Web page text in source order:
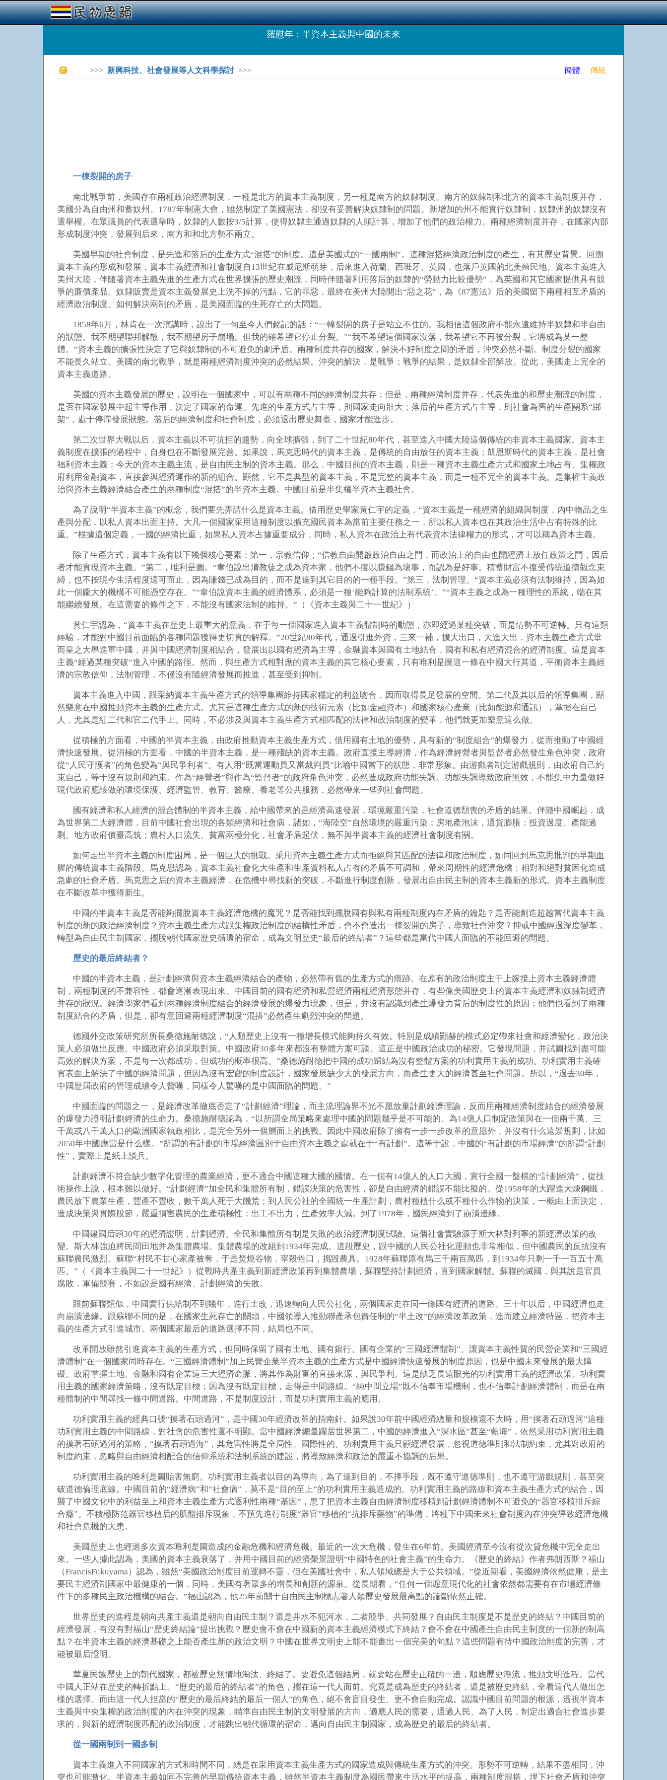
羅慰年：半資本主義與中國的未來
>>> 新興科技、社會發展等人文科學探討>>> 簡體 傳統
一棟裂開的房子
南北戰爭前，美國存在兩種政治經濟制度，一種是北方的資本主義制度，另一種是南方的奴隸制度。南方的奴隸制和北方的資本主義制度并存，
美國分為自由州和蓄奴州。1787年制憲大會，雖然制定了美國憲法，卻沒有妥善解決奴隸制的問題。新增加的州不能實行奴隸制，奴隸州的奴隸沒有
選舉權。在眾議員的代表選舉時，奴隸的人數按3/5計算，使得奴隸主通過奴隸的人頭計算，增加了他們的政治權力。兩種經濟制度并存，在國家內部
形成制度沖突，發展到后來，南方和和北方勢不兩立。
美國早期的社會制度，是先進和落后的生產方式“混搭”的制度。這是美國式的“一國兩制”。這種混搭經濟政治制度的產生，有其歷史背景。回溯
資本主義的形成和發展，資本主義經濟和社會制度自13世紀在威尼斯萌芽，后來進入荷蘭、西班牙、英國，也落戶英國的北美殖民地。資本主義進入
美州大陸，伴隨著資本主義先進的生產方式在世界擴張的歷史潮流，同時伴隨著利用落后的奴隸的“勞動力比較優勢”，為英國和其它國家提供具有競
爭的廉價產品。奴隸販賣是資本主義發展史上洗不掉的污點，它的罪惡，最終在美州大陸開出“惡之花”，為《87憲法》后的美國留下兩種相互矛盾的
經濟政治制度。如何解決兩制的矛盾，是美國面臨的生死存亡的大問題。
1858年6月，林肯在一次演講時，說出了一句至今人們銘記的話：“一幢裂開的房子是站立不住的。我相信這個政府不能永遠維持半奴隸和半自由
的狀態。我不期望聯邦解散，我不期望房子崩塌。但我的確希望它停止分裂。”“我不希望這個國家沒落，我希望它不再被分裂，它將成為某一整
體。”資本主義的擴張性決定了它與奴隸制的不可避免的劇矛盾。兩種制度共存的國家，解決不好制度之間的矛盾，沖突必然不斷。制度分裂的國家
不能長久站立。美國的南北戰爭，就是兩種經濟制度沖突的必然結果。沖突的解決，是戰爭；戰爭的結果，是奴隸全部解放。從此，美國走上完全的
資本主義道路。
美國的資本主義發展的歷史，說明在一個國家中，可以有兩種不同的經濟制度共存；但是，兩種經濟制度并存，代表先進的和歷史潮流的制度，
是否在國家發展中起主導作用，決定了國家的命運。先進的生產方式占主導，則國家走向壯大；落后的生產方式占主導，則社會為舊的生產關系“綁
架”，處于停滯發展狀態。落后的經濟制度和社會制度，必須退出歷史舞臺，國家才能進步。
第二次世界大戰以后，資本主義以不可抗拒的趨勢，向全球擴張，到了二十世紀80年代，甚至進入中國大陸這個傳統的非資本主義國家。資本主
義制度在擴張的過程中，自身也在不斷發展完善。如果說，馬克思時代的資本主義，是傳統的自由放任的資本主義；凱恩斯時代的資本主義，是社會
福利資本主義；今天的資本主義主流，是自由民主制的資本主義。那么，中國目前的資本主義，則是一種資本主義生產方式和國家土地占有、集權政
府利用金融資本，直接參與經濟運作的新的組合。顯然，它不是典型的資本主義，不是完整的資本主義，而是一種不完全的資本主義。是集權主義政
治與資本主義經濟結合產生的兩種制度“混搭”的半資本主義。中國目前是半集權半資本主義社會。
為了說明“半資本主義”的概念，我們要先弄請什么是資本主義。借用歷史學家黃仁宇的定義，“資本主義是一種經濟的組織與制度，內中物品之生
產與分配，以私人資本出面主持。大凡一個國家采用這種制度以擴充國民資本為當前主要任務之一，所以私人資本也在其政治生活中占有特殊的比
重。”根據這個定義，一國的經濟比重，如果私人資本占據重要成分，同時，私人資本在政治上有代表資本法律權力的形式，才可以稱為資本主義。
除了生產方式，資本主義有以下幾個核心要素：第一，宗教信仰；“信教自由開啟政治自由之門，而政治上的自由也開經濟上放任政策之門，因后
者才能實現資本主義。”第二，唯利是圖。“韋伯說出清教徒之成為資本家，他們不復以賺錢為壞事，而認為是好事。積蓄財富不復受傳統道德觀念束
縛，也不按現今生活程度適可而止，因為賺錢已成為目的，而不是達到其它目的的一種手段。”第三，法制管理。“資本主義必須有法制維持，因為如
此一個龐大的機構不可能憑空存在。”“韋伯說資本主義的經濟體系，必須是一種‘能夠計算的法制系統’。”“資本主義之成為一種理性的系統，端在其
能繼續發展。在這需要的條件之下，不能沒有國家法制的維持。”（《資本主義與二十一世紀》）
黃仁宇認為，“資本主義在歷史上最重大的意義，在于每一個國家進入資本主義體制時的動態，亦即經過某種突破，而是情勢不可逆轉。只有這類
經驗，才能對中國目前面臨的各種問題獲得更切實的解釋。”20世紀80年代，通過引進外資，三來一補，擴大出口，大進大出，資本主義生產方式堂
而皇之大舉進軍中國，并與中國經濟制度相結合，發展出以國有經濟為主導，金融資本與國有土地結合，國有和私有經濟混合的經濟制度。這是資本
主義“經過某種突破”進入中國的路徑。然而，與生產方式相對應的資本主義的其它核心要素，只有唯利是圖這一條在中國大行其道，平衡資本主義經
濟的宗教信仰，法制管理，不僅沒有隨經濟發展而推進，甚至受到抑制。
資本主義進入中國，跟采納資本主義生產方式的領導集團維持國家穩定的利益吻合，因而取得長足發展的空間。第二代及其以后的領導集團，顯
然樂意在中國推動資本主義的生產方式。尤其是這種生產方式的新的技術元素（比如金融資本）和國家核心產業（比如能源和通訊），掌握在自己
人，尤其是紅二代和官二代手上。同時，不必涉及與資本主義生產方式相匹配的法律和政治制度的變革，他們就更加樂意這么做。
從積極的方面看，中國的半資本主義，由政府推動資本主義生產方式，借用國有土地的優勢，具有新的“制度組合”的爆發力，從而推動了中國經
濟快速發展。從消極的方面看，中國的半資本主義，是一種殘缺的資本主義。政府直接主導經濟，作為經濟經營者與監督者必然發生角色沖突，政府
從“人民守護者”的角色變為“與民爭利者”。有人用“既當運動員又當裁判員”比喻中國當下的狀態，非常形象。由游戲者制定游戲規則，由政府自己約
束自己，等于沒有規則和約束。作為“經營者”與作為“監督者”的政府角色沖突，必然造成政府功能失調。功能失調導致政府無效，不能集中力量做好
現代政府應該做的環境保護、經濟監管、教育、醫療、養老等公共服務，必然帶來一些列社會問題。
國有經濟和私人經濟的混合體制的半資本主義，給中國帶來的是經濟高速發展，環境嚴重污染，社會道德頹喪的矛盾的結果。伴隨中國崛起，成
為世界第二大經濟體，目前中國社會出現的各類經濟和社會病，諸如，“海陸空”自然環境的嚴重污染；房地產泡沫，通貨膨脹；投資過度、產能過
剩、地方政府債臺高筑；農村人口流失、貧富兩極分化，社會矛盾起伏，無不與半資本主義的經濟社會制度有關。
如何走出半資本主義的制度困局，是一個巨大的挑戰。采用資本主義生產方式而拒絕與其匹配的法律和政治制度，如同回到馬克思批判的早期血
腥的傳統資本主義階段。馬克思認為，資本主義社會化大生產和生產資料私人占有的矛盾不可調和，帶來周期性的經濟危機；相對和絕對貧困化造成
急劇的社會矛盾。馬克思之后的資本主義經濟，在危機中尋找新的突破，不斷進行制度創新，發展出自由民主制的資本主義新的形式。資本主義制度
在不斷改革中獲得新生。
中國的半資本主義是否能夠擺脫資本主義經濟危機的魔咒？是否能找到擺脫國有與私有兩種制度內在矛盾的鑰匙？是否能創造超越當代資本主義
制度的新的政治經濟制度？資本主義生產方式跟集權政治制度的結構性矛盾，會不會造出一棟裂開的房子，導致社會沖突？抑或中國經過深度變革，
轉型為自由民主制國家，擺脫朝代國家歷史循環的宿命，成為文明歷史“最后的終結者”？這些都是當代中國人面臨的不能回避的問題。
歷史的最后終結者？
中國的半資本主義，是計劃經濟與資本主義經濟結合的產物，必然帶有舊的生產方式的痕跡。在原有的政治制度主干上嫁接上資本主義經濟體
制，兩種制度的不兼容性，都會逐漸表現出來。中國目前的國有經濟和私營經濟兩種經濟形態并存，有些像美國歷史上的資本主義經濟和奴隸制經濟
并存的狀況。經濟學家們看到兩種經濟制度結合的經濟發展的爆發力現象，但是，并沒有認識到產生爆發力背后的制度性的原因；他們也看到了兩種
制度結合的矛盾，但是，卻有意回避兩種經濟制度“混搭”必然產生劇烈沖突的問題。
德國外交政策研究所所長桑德施耐德說，“人類歷史上沒有一種增長模式能夠持久有效。特別是成績顯赫的模式必定帶來社會和經濟變化，政治決
策人必須做出反應。中國政府必須采取對策。中國政府30多年來都沒有整體方案可談。這正是中國政治成功的秘密。它發現問題，并試圖找到盡可能
高效的解決方案，不是每一次都成功，但成功的概率很高。”桑德施耐德把中國的成功歸結為沒有整體方案的功利實用主義的成功。功利實用主義確
實表面上解決了中國的經濟問題，但因為沒有宏觀的制度設計，國家發展缺少大的發展方向，而產生更大的經濟甚至社會問題。所以，“過去30年，
中國歷屆政府的管理成績令人贊嘆，同樣令人驚嘆的是中國面臨的問題。”
中國面臨的問題之一，是經濟改革徹底否定了“計劃經濟”理論，而主流理論界不光不愿放棄計劃經濟理論，反而用兩種經濟制度結合的經濟發展
的爆發力證明計劃經濟的生命力。桑德施耐德認為，“以所謂全局策略來處理中國的問題幾乎是不可能的。為14億人口制定政策與在一個兩千萬、三
千萬或八千萬人口的歐洲國家執政相比，是完全另外一個層面上的挑戰。因此中國政府除了擁有一步一步改革的意愿外，并沒有什么遠景規劃，比如
2050年中國應當是什么樣。”所謂的有計劃的市場經濟區別于自由資本主義之處就在于“有計劃”。這等于說，中國的“有計劃的市場經濟”的所謂“計劃
性”，實際上是紙上談兵。
計劃經濟不符合缺少數字化管理的農業經濟，更不適合中國這種大國的國情。在一個有14億人的人口大國，實行全國一盤棋的“計劃經濟”，從技
術操作上說，根本難以做好。“計劃經濟”加全民和集體所有制，錯誤決策的危害性，卻是自由經濟的錯誤不能比擬的。從1958年的大躍進大煉鋼鐵，
農民放下農業生產，豐產不豐收，數千萬人死于大饑荒；到人民公社的全國統一生產計劃，農村種植什么或不種什么作物的決策，一概由上面決定，
造成決策與實際脫節，嚴重損害農民的生產積極性；出工不出力，生產效率大減。到了1978年，國民經濟到了崩潰邊緣。
中國建國后頭30年的經濟證明，計劃經濟、全民和集體所有制是失敗的政治經濟制度試驗。這個社會實驗源于斯大林對列寧的新經濟政策的改
變。斯大林強迫將民間田地并為集體農場。集體農場的改組到1934年完成。這段歷史，跟中國的人民公社化運動也非常相似，但中國農民的反抗沒有
蘇聯農民激烈。蘇聯“村民不甘心家產被奪，于是焚燒谷物，宰殺牲口，搗毀農具。1928年蘇聯原有馬三千兩百萬匹，到1934年只剩一千一百五十萬
匹。”（《資本主義與二十一世紀》）從戰時共產主義到新經濟政策再到集體農場，蘇聯堅持計劃經濟，直到國家解體。蘇聯的滅國，與其說是官員
腐敗，軍備競賽，不如說是國有經濟、計劃經濟的失敗。
跟前蘇聯類似，中國實行供給制不到幾年，進行土改，迅速轉向人民公社化，兩個國家走在同一條國有經濟的道路。三十年以后，中國經濟也走
向崩潰邊緣。跟蘇聯不同的是，在國家生死存亡的關頭，中國領導人推動聯產承包責任制的“半土改”的經濟改革政策，進而建立經濟特區，把資本主
義的生產方式引進城市。兩個國家最后的道路選擇不同，結局也不同。
改革開放雖然引進資本主義的生產方式，但同時保留了國有土地、國有銀行、國有企業的“三國經濟體制”。讓資本主義性質的民營企業和“三國經
濟體制”在一個國家同時存在。“三國經濟體制”加上民營企業半資本主義的生產方式是中國經濟快速發展的制度原因，也是中國未來發展的最大障
礙。政府掌握土地、金融和國有企業這三大經濟命脈，將其作為財富的直接來源，與民爭利。這是缺乏長遠眼光的功利實用主義的經濟政策。功利實
用主義的國家經濟策略，沒有既定目標；因為沒有既定目標，走得是中間路線。“純中間立場”既不信奉市場機制，也不信奉計劃經濟體制，而是在兩
種體制的中間尋找一條中間道路。中間道路，不是制度設計，而是功利實用主義的應用。
功利實用主義的經典口號“摸著石頭過河”，是中國30年經濟改革的指南針。如果說30年前中國經濟總量和規模還不大時，用“摸著石頭過河”這種
功利實用主義的中間路線，對社會的危害性還不明顯。當中國經濟總量躍居世界第二，中國的經濟進入“深水區”甚至“藍海”，依然采用功利實用主義
的摸著石頭過河的策略，“摸著石頭過海”，其危害性將是全局性、國際性的。功利實用主義只顧經濟發展，忽視道德準則和法制約束，尤其對政府的
制度約束，忽略與自由經濟相配合的信仰系統和法制系統的建設，將導致經濟和政治的嚴重不協調的后果。
功利實用主義的唯利是圖貽害無窮。功利實用主義者以目的為導向，為了達到目的，不擇手段，既不遵守道德準則，也不遵守游戲規則，甚至突
破道德倫理底線。中國目前的“經濟病”和“社會病”，莫不是“目的至上”的功利實用主義造成的。功利實用主義的路線和資本主義生產方式的結合，因
襲了中國文化中的利益至上和資本主義生產方式逐利性兩種“基因”，患了把資本主義自由經濟制度移植到計劃經濟體制不可避免的“器官移植排斥綜
合癥”。不積極防范器官移植后的肌體排斥現象，不預先進行制度“器官”移植的“抗排斥藥物”的準備，將種下中國未來社會制度內在沖突導致經濟危機
和社會危機的大患。
美國歷史上也經過多次資本唯利是圖造成的金融危機和經濟危機。最近的一次大危機，發生在6年前。美國經濟至今沒有從次貸危機中完全走出
來。一些人據此認為，美國的資本主義衰落了，并用中國目前的經濟榮景證明“中國特色的社會主義”的生命力。《歷史的終結》作者弗朗西斯？福山
（FrancisFukuyama）認為，雖然“美國政治制度目前運轉不靈，但在美國社會中，私人領域總是大于公共領域。”從近期看，美國經濟依然健康，是主
要民主經濟制國家中最健康的一個，同時，美國有著眾多的增長和創新的源泉。從長期看，“任何一個愿意現代化的社會依然都需要有在市場經濟條
件下的多種民主政治機構的結合。”福山認為，他25年前關于自由民主制標志著人類歷史發展最高點的論斷依然正確。
世界歷史的進程是朝向共產主義還是朝向自由民主制？還是井水不犯河水，二者競爭、共同發展？自由民主制度是不是歷史的終結？中國目前的
經濟發展，有沒有對福山“歷史終結論”提出挑戰？歷史會不會在中國新的資本主義經濟模式下終結？會不會在中國產生自由民主制度的一個新的制高
點？在半資本主義的經濟基礎之上能否產生新的政治文明？中國在世界文明史上能不能畫出一個完美的句點？這些問題有待中國政治制度的完善，才
能被最后證明。
華夏民族歷史上的朝代國家，都被歷史無情地淘汰、終結了。要避免這個結局，就要站在歷史正確的一邊，順應歷史潮流，推動文明進程。當代
中國人正站在歷史的轉折點上。“歷史的最后的終結者”的角色，擺在這一代人面前。究竟是成為歷史的終結者，還是被歷史終結，全看這代人做出怎
樣的選擇。而由這一代人担當的“歷史的最后終結的最后一個人”的角色，絕不會盲目發生、更不會自動完成。認識中國目前問題的根源，透視半資本
主義與中央集權的政治制度的內在沖突的現象，瞄準自由民主制的文明發展的方向，適應人民的需要，通過人民、為了人民，制定出適合社會進步要
求的，與新的經濟制度匹配的政治制度，才能跳出朝代循環的宿命，邁向自由民主制國家，成為歷史的最后的終結者。
從一國兩制到一國多制
資本主義進入不同國家的方式和時間不同，總是在采用資本主義生產方式的國家造成與傳統生產方式的沖突。形勢不可逆轉，結果不盡相同，沖
突也可能激化。半資本主義如同不完善的早期傳統資本主義，雖然半資本主義制度為國民帶來生活水平的提高，兩種制度混搭，埋下社會矛盾和沖突